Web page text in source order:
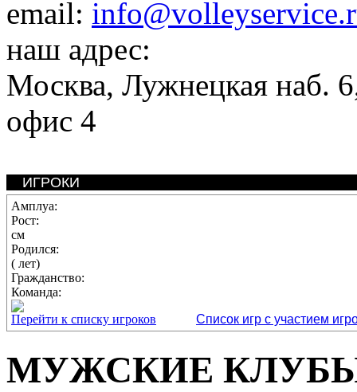
email:
наш адрес:
Москва, Лужнецкая наб.
офис 4
ИГРОКИ
Амплуа:
Рост:
см
Родился:
( лет)
Гражданство:
Команда:
Перейти к списку игроков
Список игр с участием
МУЖСКИЕ